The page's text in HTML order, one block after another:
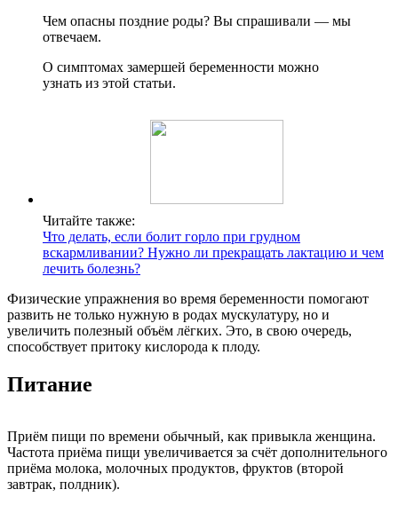
Чем опасны поздние роды? Вы спрашивали — мы
отвечаем.
О симптомах замершей беременности можно
узнать из этой статьи.
Читайте также:
Что делать, если болит горло при грудном
вскармливании? Нужно ли прекращать лактацию и чем
лечить болезнь?
Физические упражнения во время беременности помогают
развить не только нужную в родах мускулатуру, но и
увеличить полезный объём лёгких. Это, в свою очередь,
способствует притоку кислорода к плоду.
Питание
Приём пищи по времени обычный, как привыкла женщина.
Частота приёма пищи увеличивается за счёт дополнительного
приёма молока, молочных продуктов, фруктов (второй
завтрак, полдник).